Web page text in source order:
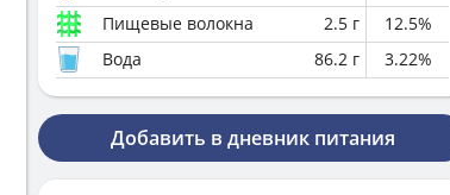
Пищевые волокна
2.5 г 12.5%
Вода
86.2 г 3.22%
Добавить в дневник питания